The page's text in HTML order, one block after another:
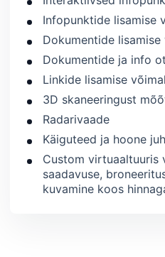
Infopunktide lisamise
Dokumentide lisamise
Dokumentide ja info
Linkide lisamise
3D skaneeringust
Radarivaade
Käiguteed ja hoone
Custom virtuaaltuuris
saadavuse,
kuvamine koos